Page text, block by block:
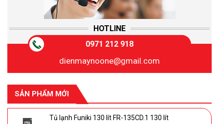
HOTLINE
0971 212 918
dienmaynoone@gmail.com
SẢN PHẨM MỚI
Tủ lạnh Funiki 130 lít FR-135CD.1 130 lít